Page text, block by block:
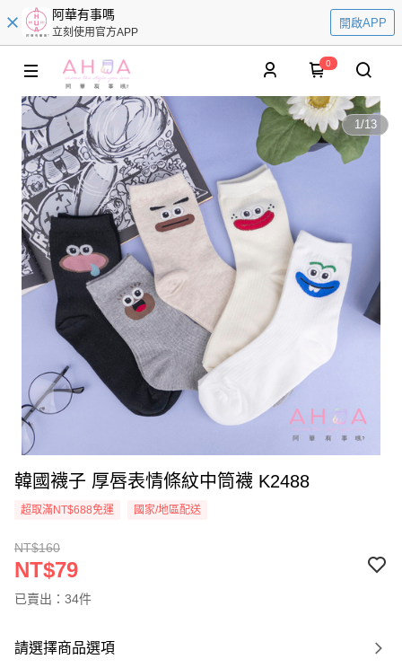
阿華有事嗎
立刻使用官方APP
開啟APP
0
1/13
韓國襪子 厚唇表情條紋中筒襪 K2488
超取滿NT$688免運 國家/地區配送
NT$160
NT$79
已賣出：34件
請選擇商品選項